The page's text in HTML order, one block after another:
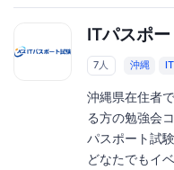
ITパスポ
7人 沖縄 IT
沖縄県在住者
る方の勉強会
パスポート試
どなたでもイ